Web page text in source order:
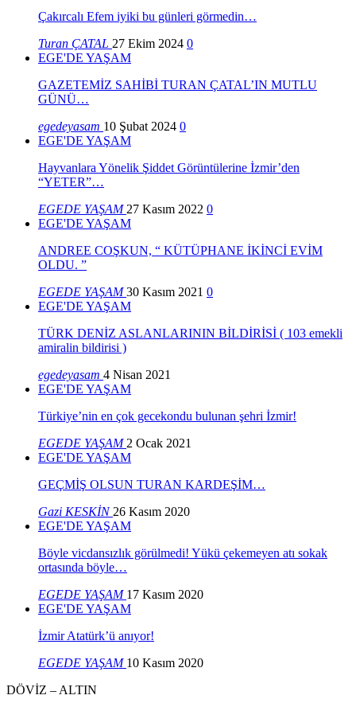
Çakırcalı Efem iyiki bu günleri görmedin…
Turan ÇATAL 27 Ekim 2024 0
EGE'DE YAŞAM
GAZETEMİZ SAHİBİ TURAN ÇATAL’IN MUTLU
GÜNÜ…
egedeyasam 10 Şubat 2024 0
EGE'DE YAŞAM
Hayvanlara Yönelik Şiddet Görüntülerine İzmir’den
“YETER”…
EGEDE YAŞAM 27 Kasım 2022 0
EGE'DE YAŞAM
ANDREE COŞKUN, “ KÜTÜPHANE İKİNCİ EVİM
OLDU. ”
EGEDE YAŞAM30 Kasım 2021 0
EGE'DE YAŞAM
TÜRK DENİZ ASLANLARININ BİLDİRİSİ ( 103 emekli
amiralin bildirisi )
egedeyasam 4 Nisan 2021
EGE'DE YAŞAM
Türkiye’nin en çok gecekondu bulunan şehri İzmir!
EGEDE YAŞAM 2 Ocak 2021
EGE'DE YAŞAM
GEÇMİŞ OLSUN TURAN KARDEŞİM…
Gazi KESKİN 26 Kasım 2020
EGE'DE YAŞAM
Böyle vicdansızlık görülmedi! Yükü çekemeyen atı sokak
ortasında böyle…
EGEDE YAŞAM 17 Kasım 2020
EGE'DE YAŞAM
İzmir Atatürk’ü anıyor!
EGEDE YAŞAM 10 Kasım 2020
DÖVİZ – ALTIN